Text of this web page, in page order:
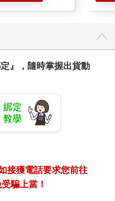
』，隨時掌握出貨動
接獲電話要求您前往
騙上當！